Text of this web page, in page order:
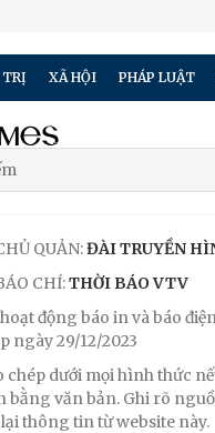
TRỊ XÃ HỘI PHÁP LUẬT
QUẢN:ĐÀI TRUYỀN
CHÍ:THỜI BÁO VTV
động báo in và báo
ngày 29/12/2023
chép dưới mọi hình thức
bằng văn bản. Ghi rõ
thông tin từ website này.